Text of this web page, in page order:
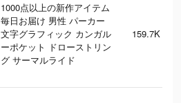
1000点以上の新作アイテム
毎日お届け 男性 パーカー
文字グラフィック カンガル
ーポケット ドローストリン
グ サーマルライド
159.7K